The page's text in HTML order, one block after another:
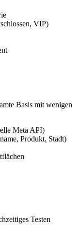
VIP)
Basis mit wenigen
Meta API)
Produkt, Stadt)
Testen